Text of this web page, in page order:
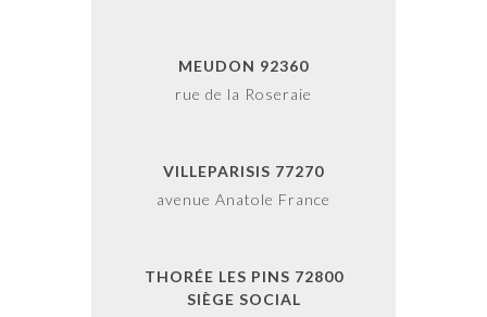
MEUDON 92360
rue de la Roseraie
VILLEPARISIS 77270
avenue Anatole France
THORÉE LES PINS 72800
SIÈGE SOCIAL